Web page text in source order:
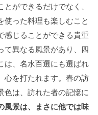
ができるだけでなく、
った料理も楽しむこと
感じることができる貴重
て異なる風景があり、四
は、名水百選にも選ばれ
心を打たれます。春の訪
色は、訪れた者の記憶に
風景は、まさに他では味